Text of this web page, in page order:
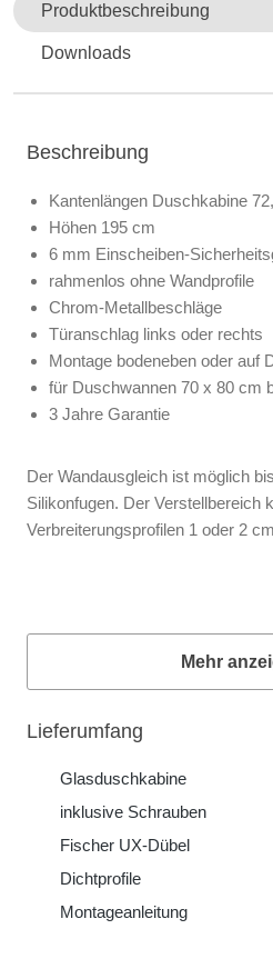
Produktbeschreibung
Downloads
Beschreibung
Kantenlängen Duschkabine
Höhen 195 cm
6 mm Einscheiben-
rahmenlos ohne Wandprofile
Chrom-Metallbeschläge
Türanschlag links oder rechts
Montage bodeneben oder auf
für Duschwannen 70 x 80 cm
3 Jahre Garantie
Der Wandausgleich ist möglich
Silikonfugen. Der Verstellbereich
Verbreiterungsprofilen 1 oder 2
Lieferumfang
Glasduschkabine
inklusive Schrauben
Fischer UX-Dübel
Dichtprofile
Montageanleitung
Mehr